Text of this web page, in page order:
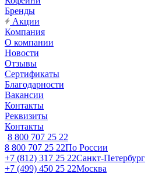
Бренды
Акции
Компания
О компании
Новости
Отзывы
Сертификаты
Благодарности
Вакансии
Контакты
Реквизиты
Контакты
8 800 707 25 22
8 800 707 25 22По России
+7 (812) 317 25 22Санкт-Петербург
+7 (499) 450 25 22Москва